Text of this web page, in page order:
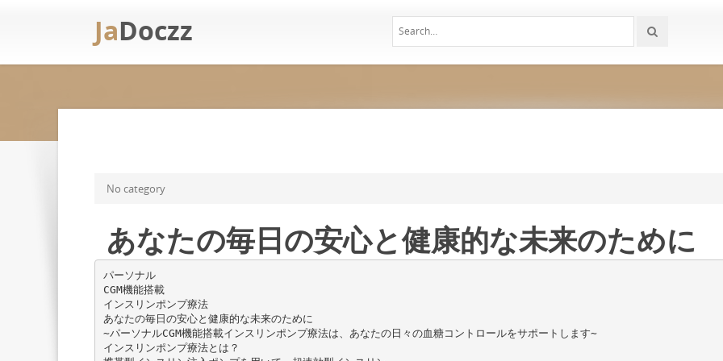
JaDoczz
No category
あなたの毎日の安心と健康的な未来のために
パーソナル
CGM機能搭載
インスリンポンプ療法
あなたの毎日の安心と健康的な未来のために
∼パーソナルCGM機能搭載インスリンポンプ療法は、あなたの日々の血糖コントロールをサポートします∼
インスリンポンプ療法とは？